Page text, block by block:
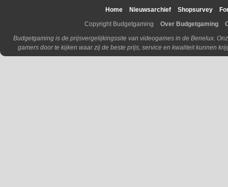
Home Nieuwsarchief Shopsurvey
Copyright Budgetgaming
Over Budgetgaming
Budgetgaming is de prijsvergelijkingssite van videogames in de Benelux.
gamers door te kijken waar zij de beste prijs, service en kwaliteit kunnen